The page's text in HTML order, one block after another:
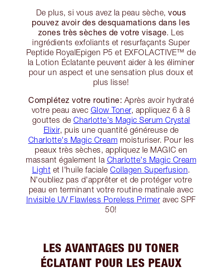
De plus, si vous avez la peau sèche,vous
pouvez avoir des desquamations dans les
zones très sèches de votre visage. Les
ingrédients exfoliants et resurfaçants Super
Peptide RoyalEpigen P5 et EXFOLACTIVE™ de
la Lotion Éclatante peuvent aider à les éliminer
pour un aspect et une sensation plus doux et
plus lisse!
Complétez votre routine: Après avoir hydraté
votre peau avec Glow Toner, appliquez 6 à 8
gouttes de Charlotte's Magic Serum Crystal
Elixir, puis une quantité généreuse de
Charlotte's Magic Cream moisturiser. Pour les
peaux très sèches, appliquez le MAGIC en
massant également la Charlotte's Magic Cream
Light et l'huile faciale Collagen Superfusion.
N'oubliez pas d'apprêter et de protéger votre
peau en terminant votre routine matinale avec
Invisible UV Flawless Poreless Primer avec SPF
50!
LES AVANTAGES DU TONER
ÉCLATANT POUR LES PEAUX